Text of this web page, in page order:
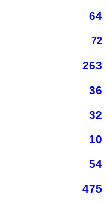
64
72
263
36
32
10
54
475